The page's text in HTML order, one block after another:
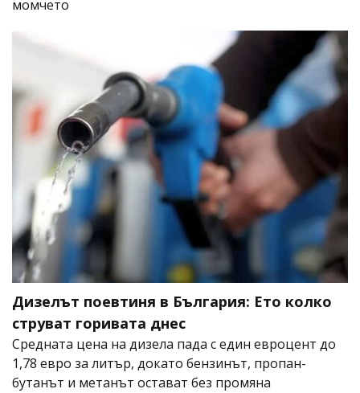
момчето
Дизелът поевтиня в България: Ето колко
струват горивата днес
Средната цена на дизела пада с един евроцент до
1,78 евро за литър, докато бензинът, пропан-
бутанът и метанът остават без промяна